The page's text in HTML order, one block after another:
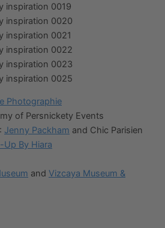
Photographie
of Persnickety Events
Jenny Packham and Chic Parisien
Up By Hiara
and Vizcaya Museum &